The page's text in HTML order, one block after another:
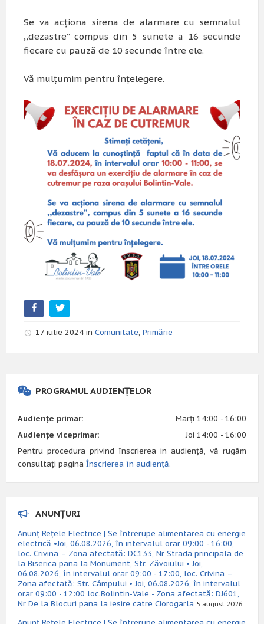
Se va acționa sirena de alarmare cu semnalul
,,dezastre” compus din 5 sunete a 16 secunde
fiecare cu pauză de 10 secunde între ele.
Vă mulțumim pentru înțelegere.
17 iulie 2024 in Comunitate, Primărie
PROGRAMUL AUDIENȚELOR
Audiențe primar:
Marți 14:00 - 16:00
Audiențe viceprimar:
Joi 14:00 - 16:00
Pentru procedura privind înscrierea in audiență, vă rugăm
consultați pagina Înscrierea în audiență.
ANUNȚURI
Anunț Rețele Electrice | Se întrerupe alimentarea cu energie
electrică •Joi, 06.08.2026, în intervalul orar 09:00 - 16:00,
loc. Crivina – Zona afectată: DC133, Nr Strada principala de
la Biserica pana la Monument, Str. Zăvoiului • Joi,
06.08.2026, în intervalul orar 09:00 - 17:00, loc. Crivina –
Zona afectată: Str. Câmpului • Joi, 06.08.2026, în intervalul
orar 09:00 - 12:00 loc.Bolintin-Vale - Zona afectată: DJ601,
Nr De la Blocuri pana la iesire catre Ciorogarla 5 august 2026